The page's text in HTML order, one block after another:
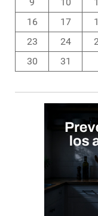
16
17
23
24
30
31